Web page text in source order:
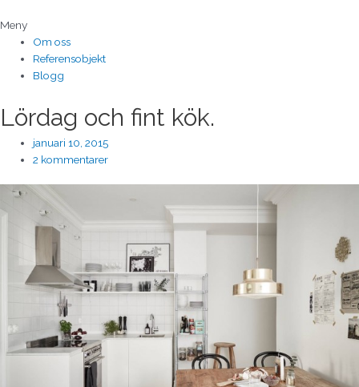
till
innehåll
Meny
Om oss
Referensobjekt
Blogg
Lördag och fint kök.
januari 10, 2015
2 kommentarer